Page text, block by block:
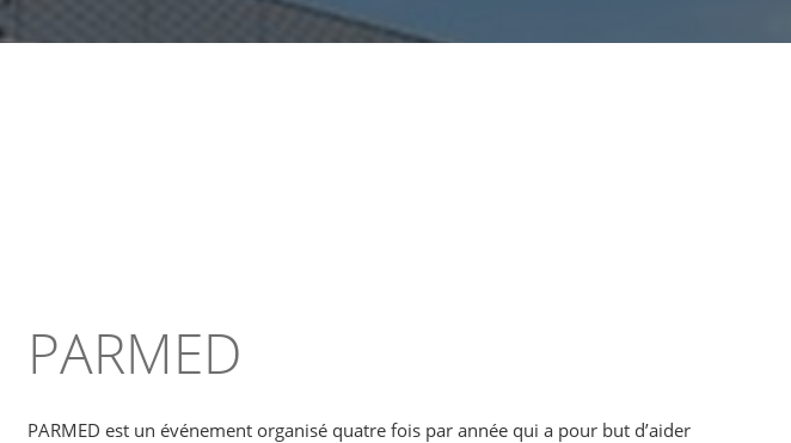
PARMED
PARMED est un événement organisé quatre fois par année qui a pour but d’aider